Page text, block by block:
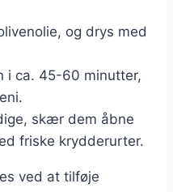
og drys med
i ca. 45-60 minutter,
skær dem åbne
friske krydderurter.
ved at tilføje